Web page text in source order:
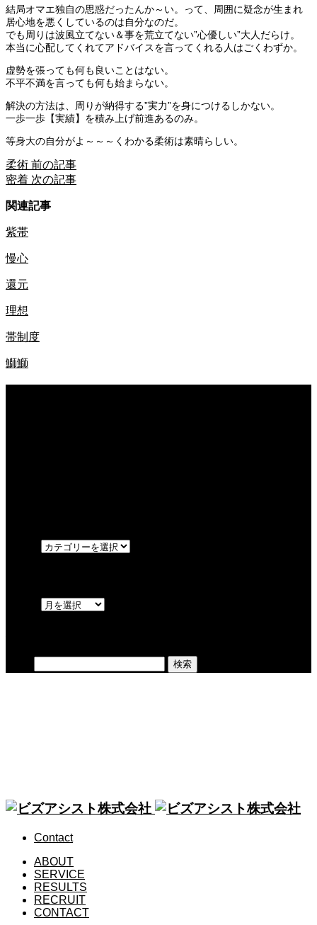
結局オマエ独自の思惑だったんか～い。って、周囲に疑念が生まれ
居心地を悪くしているのは自分なのだ。
でも周りは波風立てない＆事を荒立てない”心優しい”大人だらけ。
本当に心配してくれてアドバイスを言ってくれる人はごくわずか。
虚勢を張っても何も良いことはない。
不平不満を言っても何も始まらない。
解決の方法は、周りが納得する”実力”を身につけるしかない。
一歩一歩【実績】を積み上げ前進あるのみ。
等身大の自分がよ～～～くわかる柔術は素晴らしい。
柔術 前の記事
密着 次の記事
関連記事
紫帯
慢心
還元
理想
帯制度
鰤鰤
Contact
ABOUT
SERVICE
RESULTS
RECRUIT
CONTACT